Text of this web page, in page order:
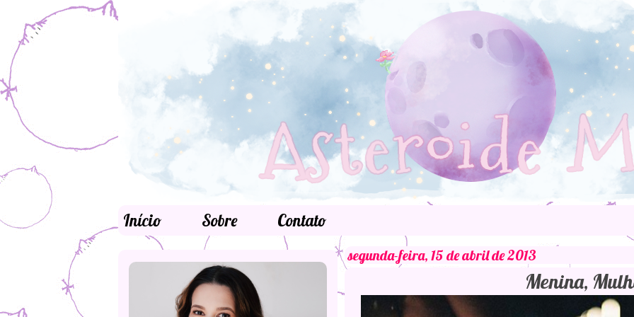
Início Sobre Contato
segunda-feira, 15 de abril de 2013
Menina,